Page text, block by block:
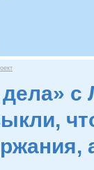
дела»